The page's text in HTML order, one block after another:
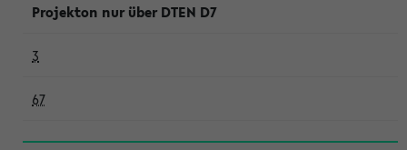
Projekton nur über DTEN D7
3
67